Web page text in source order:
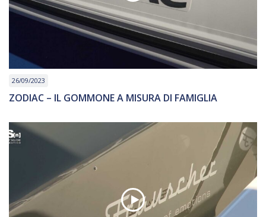
26/09/2023
ZODIAC – IL GOMMONE A MISURA DI FAMIGLIA